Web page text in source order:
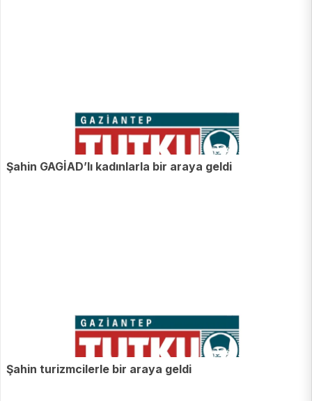
Şahin GAGİAD’lı kadınlarla bir araya geldi
Şahin turizmcilerle bir araya geldi